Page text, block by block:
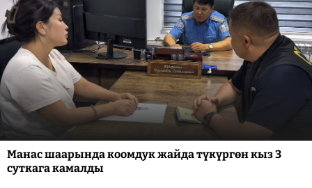
Манас шаарында коомдук жайда түкүргөн кыз 3
суткага камалды